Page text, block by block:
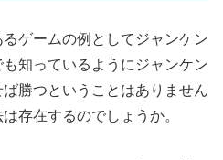
ゲームの例としてジャンケン
知っているようにジャンケン
勝つということはありません
存在するのでしょうか。